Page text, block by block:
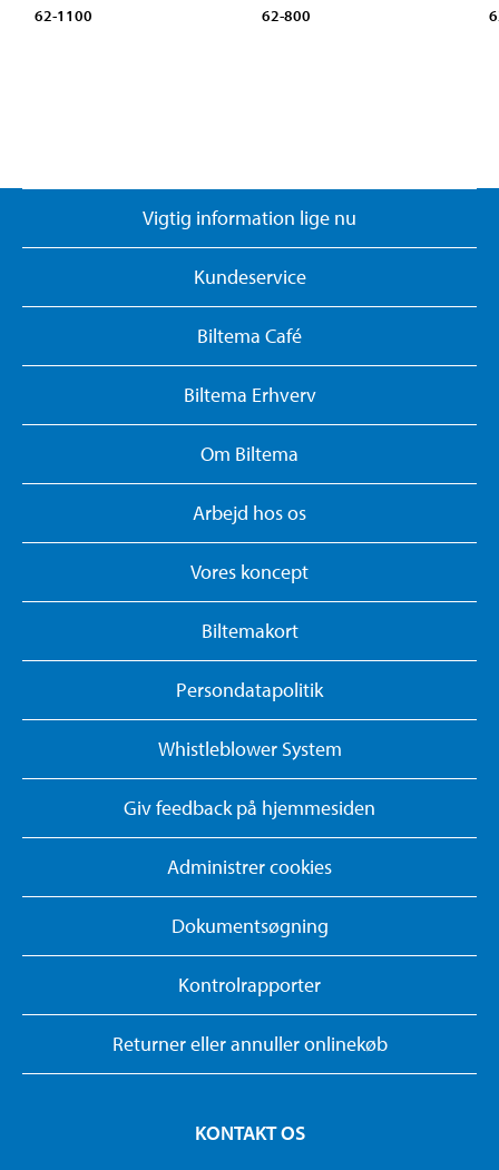
62-1100 62-800
Vigtig information lige nu
Kundeservice
Biltema Café
Biltema Erhverv
Om Biltema
Arbejd hos os
Vores koncept
Biltemakort
Persondatapolitik
Whistleblower System
Giv feedback på hjemmesiden
Administrer cookies
Dokumentsøgning
Kontrolrapporter
Returner eller annuller onlinekøb
KONTAKT OS